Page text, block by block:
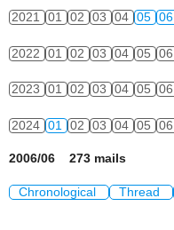
2021 01 02 03 04 05 06
2022 01 02 03 04 05 06
2023 01 02 03 04 05 06
2024 01 02 03 04 05 06
2006/06 273 mails
Chronological Thread